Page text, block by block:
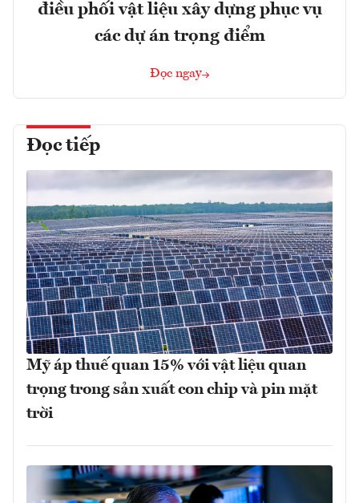
điều phối vật liệu xây dựng phục vụ
các dự án trọng điểm
Đọc ngay
Đọc tiếp
Mỹ áp thuế quan 15% với vật liệu quan
trọng trong sản xuất con chip và pin mặt
trời